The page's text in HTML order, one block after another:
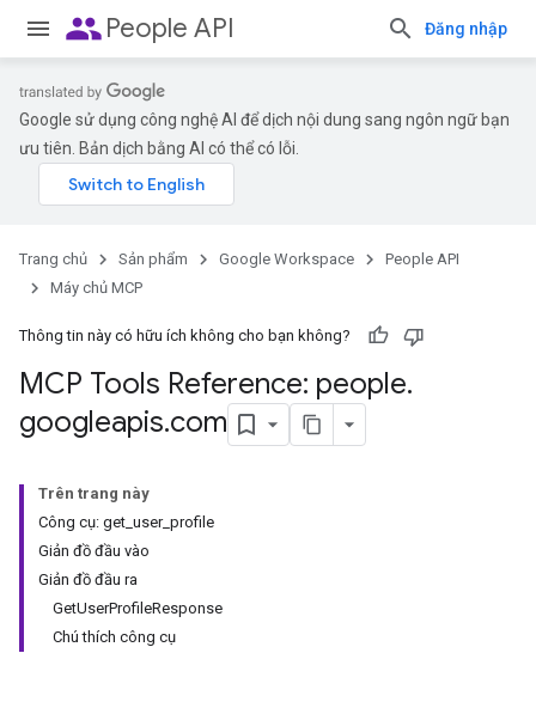
peoplePeople API Đăng nhập
Google sử dụng công nghệ AI để dịch nội dung sang ngôn ngữ bạn
ưu tiên. Bản dịch bằng AI có thể có lỗi.
Trang chủ Sản phẩm Google Workspace
People API
Máy chủ MCP
Thông tin này có hữu ích không cho bạn không?
MCP Tools Reference: people.
googleapis.com
Trên trang này
Công cụ: get_user_profile
Giản đồ đầu vào
Giản đồ đầu ra
GetUserProfileResponse
Chú thích công cụ